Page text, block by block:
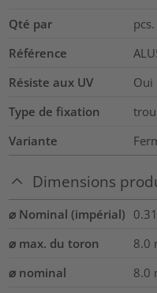
Qté par
pcs.
Référence
Résiste aux UV
Oui
Type de fixation
trou
Variante
Dimensions
⌀ Nominal (impérial) 0.31
⌀ max. du toron
8.0
⌀ nominal
8.0